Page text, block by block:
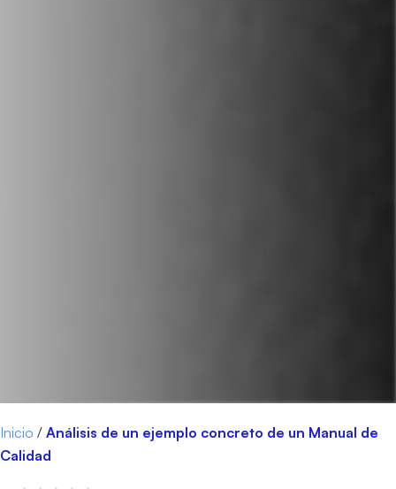
Inicio / Análisis de un ejemplo concreto de un Manual de
Calidad